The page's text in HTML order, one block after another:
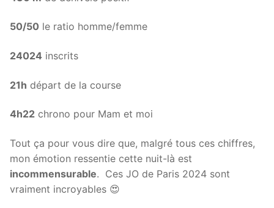
50/50 le ratio homme/femme
24024 inscrits
21h départ de la course
4h22 chrono pour Mam et moi
Tout ça pour vous dire que, malgré tous ces chiffres,
mon émotion ressentie cette nuit-là est
incommensurable. Ces JO de Paris 2024 sont
vraiment incroyables 😍